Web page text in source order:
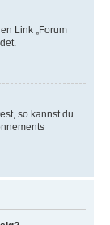
Link „Forum
so kannst du